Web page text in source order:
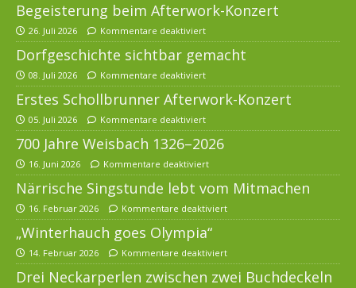
Begeisterung beim Afterwork-Konzert
26. Juli 2026 Kommentare deaktiviert
Dorfgeschichte sichtbar gemacht
08. Juli 2026 Kommentare deaktiviert
Erstes Schollbrunner Afterwork-Konzert
05. Juli 2026 Kommentare deaktiviert
700 Jahre Weisbach 1326–2026
16. Juni 2026 Kommentare deaktiviert
Närrische Singstunde lebt vom Mitmachen
16. Februar 2026 Kommentare deaktiviert
„Winterhauch goes Olympia“
14. Februar 2026 Kommentare deaktiviert
Drei Neckarperlen zwischen zwei Buchdeckeln